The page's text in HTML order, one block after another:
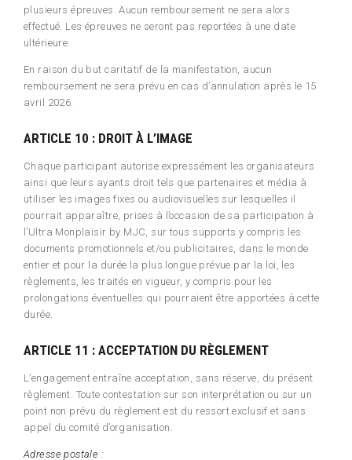
plusieurs épreuves. Aucun remboursement ne sera alors
effectué. Les épreuves ne seront pas reportées à une date
ultérieure.
En raison du but caritatif de la manifestation, aucun
remboursement ne sera prévu en cas d’annulation après le 15
avril 2026.
ARTICLE 10 : DROIT À L’IMAGE
Chaque participant autorise expressément les organisateurs
ainsi que leurs ayants droit tels que partenaires et média à
utiliser les images fixes ou audiovisuelles sur lesquelles il
pourrait apparaître, prises à l’occasion de sa participation à
l’Ultra Monplaisir by MJC, sur tous supports y compris les
documents promotionnels et/ou publicitaires, dans le monde
entier et pour la durée la plus longue prévue par la loi, les
règlements, les traités en vigueur, y compris pour les
prolongations éventuelles qui pourraient être apportées à cette
durée.
ARTICLE 11 : ACCEPTATION DU RÈGLEMENT
L’engagement entraîne acceptation, sans réserve, du présent
règlement. Toute contestation sur son interprétation ou sur un
point non prévu du règlement est du ressort exclusif et sans
appel du comité d’organisation.
Adresse postale :